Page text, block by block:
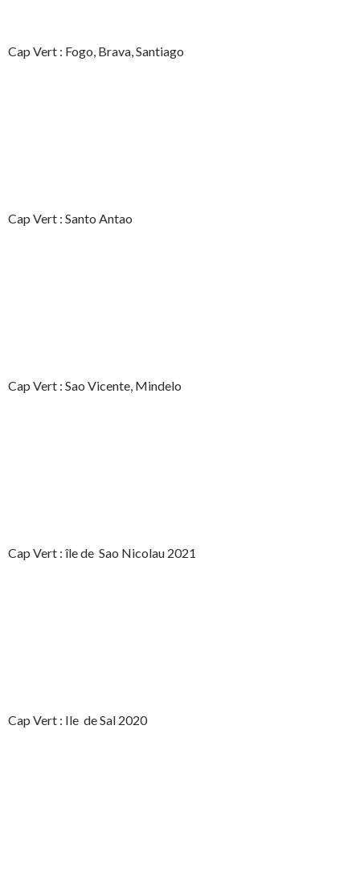
Cap Vert : Fogo, Brava, Santiago
Cap Vert : Santo Antao
Cap Vert : Sao Vicente, Mindelo
Cap Vert : île de Sao Nicolau 2021
Cap Vert : Ile de Sal 2020